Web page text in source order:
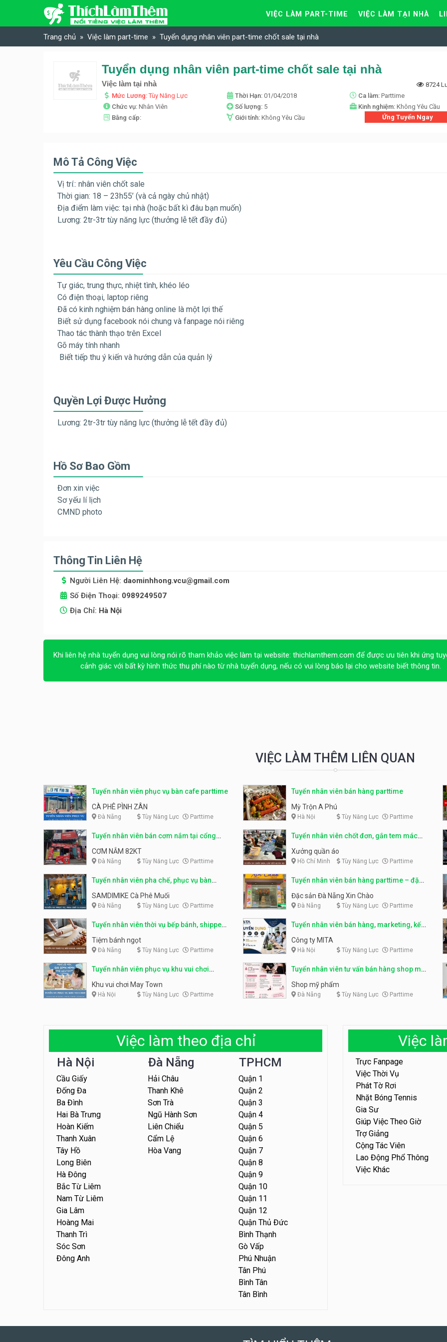
Skip to content
VIỆC LÀM PART-TIME VIỆC LÀM TẠI NHÀ
Trang chủ Việc làm part-time Tuyển dụng nhân viên part-time chốt sale tại nhà
Tuyển dụng nhân viên part-time chốt sale tại nhà
Việc làm tại nhà
8724
Mức Lương:Tùy Năng Lực Thời Hạn: 01/04/2018 Ca làm: Parttime
Chức vụ: Nhân Viên Số lượng: 5 Kinh nghiệm: Không Yêu Cầu
Bằng cấp:
Giới tính: Không Yêu Cầu Ứng Tuyển Ngay
Mô Tả Công Việc
Vị trí:: nhân viên chốt sale
Thời gian: 18 – 23h55’ (và cả ngày chủ nhật)
Địa điểm làm việc: tại nhà (hoặc bất kì đâu bạn muốn)
Lương: 2tr-3tr tùy năng lực (thưởng lễ tết đầy đủ)
Yêu Cầu Công Việc
Tự giác, trung thực, nhiệt tình, khéo léo
Có điện thoại, laptop riêng
Đã có kinh nghiệm bán hàng online là một lợi thế
Biết sử dụng facebook nói chung và fanpage nói riêng
Thao tác thành thạo trên Excel
Gõ máy tính nhanh
Biết tiếp thu ý kiến và hướng dẫn của quản lý
Quyền Lợi Được Hưởng
Lương: 2tr-3tr tùy năng lực (thưởng lễ tết đầy đủ)
Hồ Sơ Bao Gồm
Đơn xin việc
Sơ yếu lí lịch
CMND photo
Thông Tin Liên Hệ
Người Liên Hệ: daominhhong.vcu@gmail.com
Số Điện Thoại: 0989249507
Địa Chỉ: Hà Nội
Khi liên hệ nhà tuyển dụng vui lòng nói rõ tham khảo việc làm tại website: thichlamthem.com để được ưu tiên khi ứng
cảnh giác với bất kỳ hình thức thu phí nào từ nhà tuyển dụng, nếu có vui lòng báo lại cho website biết thông tin.
VIỆC LÀM THÊM LIÊN QUAN
Tuyển nhân viên phục vụ bàn cafe parttime
CÀ PHÊ PÌNH ZÂN
Đà Nẵng Tùy Năng Lực Parttime
Tuyển nhân viên bán hàng parttime
Mỳ Trộn A Phú
Hà Nội Tùy Năng Lực Parttime
Tuyển nhân viên bán cơm nắm tại cổng
trường
CƠM NẮM 82KT
Đà Nẵng Tùy Năng Lực Parttime
Tuyển nhân viên chốt đơn, gắn tem mác
sản phẩm
Xưởng quần áo
Hồ Chí Minh Tùy Năng Lực Parttime
Tuyển nhân viên pha chế, phục vụ bàn
parttime
SAMDIMIKE Cà Phê Muối
Đà Nẵng Tùy Năng Lực Parttime
Tuyển nhân viên bán hàng parttime – đặc
sản Đà Nẵng
Đặc sản Đà Nẵng Xin Chào
Đà Nẵng Tùy Năng Lực Parttime
Tuyển nhân viên thời vụ bếp bánh, shipper
parttime
Tiệm bánh ngọt
Đà Nẵng Tùy Năng Lực Parttime
Tuyển nhân viên bán hàng, marketing, kế
toán, kho – parttime, fulltime
Công ty MITA
Hà Nội Tùy Năng Lực Parttime
Tuyển nhân viên phục vụ khu vui chơi
parttime linh động
Khu vui chơi May Town
Hà Nội Tùy Năng Lực Parttime
Tuyển nhân viên tư vấn bán hàng shop mỹ
phẩm
Shop mỹ phẩm
Đà Nẵng Tùy Năng Lực Parttime
Việc làm theo địa chỉ
Hà Nội
Cầu Giấy
Đống Đa
Ba Đình
Hai Bà Trưng
Hoàn Kiếm
Thanh Xuân
Tây Hồ
Long Biên
Hà Đông
Bắc Từ Liêm
Nam Từ Liêm
Gia Lâm
Hoàng Mai
Thanh Trì
Sóc Sơn
Đông Anh
Đà Nẵng
Hải Châu
Thanh Khê
Sơn Trà
Ngũ Hành Sơn
Liên Chiểu
Cẩm Lệ
Hòa Vang
TPHCM
Quận 1
Quận 2
Quận 3
Quận 4
Quận 5
Quận 6
Quận 7
Quận 8
Quận 9
Quận 10
Quận 11
Quận 12
Quận Thủ Đức
Bình Thạnh
Gò Vấp
Phú Nhuận
Tân Phú
Bình Tân
Tân Bình
Việc
Trực Fanpage
Việc Thời Vụ
Phát Tờ Rơi
Nhặt Bóng Tennis
Gia Sư
Giúp Việc Theo Giờ
Trợ Giảng
Cộng Tác Viên
Lao Động Phổ Thông
Việc Khác